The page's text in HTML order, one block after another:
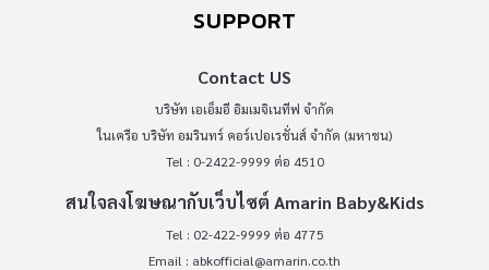
SUPPORT
Contact US
บริษัท เอเอ็มอี อิมเมจิเนทีฟ จำกัด
ในเครือ บริษัท อมรินทร์ คอร์เปอเรชั่นส์ จำกัด (มหาชน)
Tel : 0-2422-9999 ต่อ 4510
สนใจลงโฆษณากับเว็บไซต์ Amarin Baby&Kids
Tel : 02-422-9999 ต่อ 4775
Email : abkofficial@amarin.co.th